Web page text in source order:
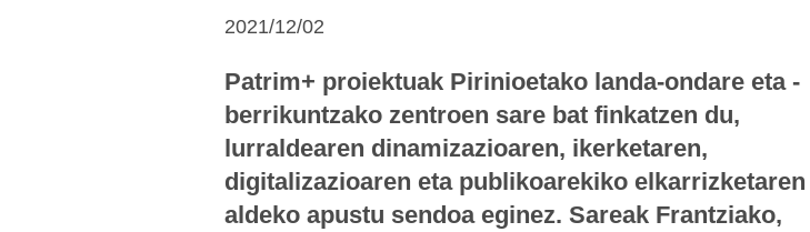
2021/12/02
Patrim+ proiektuak Pirinioetako landa-ondare eta -
berrikuntzako zentroen sare bat finkatzen du,
lurraldearen dinamizazioaren, ikerketaren,
digitalizazioaren eta publikoarekiko elkarrizketaren
aldeko apustu sendoa eginez. Sareak Frantziako,